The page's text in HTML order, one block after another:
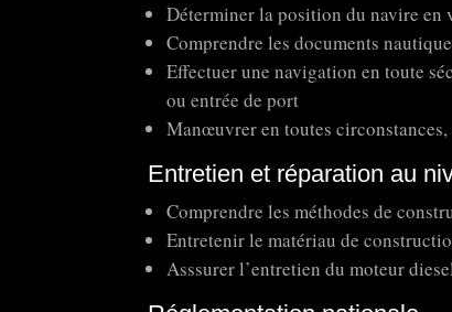
Déterminer la position du navire en
Comprendre les documents
Effectuer une navigation en toute
ou entrée de port
Manœuvrer en toutes
Entretien et réparation au
Comprendre les méthodes de
Entretenir le matériau de
Asssurer l’entretien du moteur